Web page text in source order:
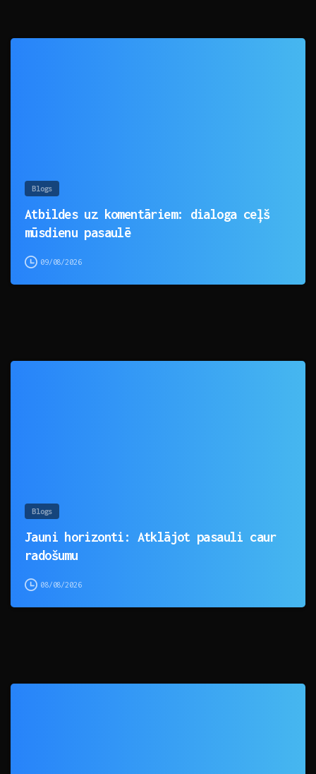
Blogs
Atbildes uz komentāriem: dialoga ceļš
mūsdienu pasaulē
09/08/2026
Blogs
Jauni horizonti: Atklājot pasauli caur
radošumu
08/08/2026